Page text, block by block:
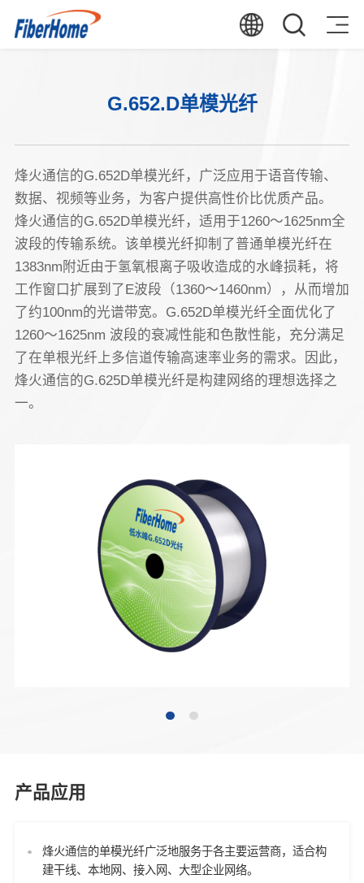
G.652.D单模光纤
烽火通信的G.652D单模光纤，广泛应用于语音传输、
数据、视频等业务，为客户提供高性价比优质产品。
烽火通信的G.652D单模光纤，适用于1260～1625nm全
波段的传输系统。该单模光纤抑制了普通单模光纤在
1383nm附近由于氢氧根离子吸收造成的水峰损耗，将
工作窗口扩展到了E波段（1360～1460nm），从而增加
了约100nm的光谱带宽。G.652D单模光纤全面优化了
1260～1625nm 波段的衰减性能和色散性能，充分满足
了在单根光纤上多信道传输高速率业务的需求。因此，
烽火通信的G.625D单模光纤是构建网络的理想选择之
一。
产品应用
烽火通信的单模光纤广泛地服务于各主要运营商，适合构
建干线、本地网、接入网、大型企业网络。